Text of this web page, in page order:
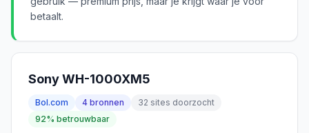
betaalt.
Sony WH-1000XM5
Bol.com 4 bronnen
32 sites doorzocht
92% betrouwbaar